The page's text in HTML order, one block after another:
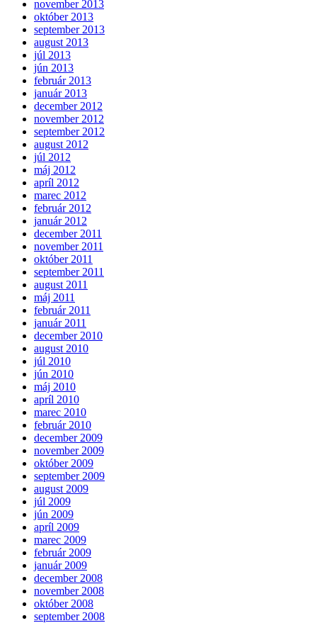
november 2013
október 2013
september 2013
august 2013
júl 2013
jún 2013
február 2013
január 2013
december 2012
november 2012
september 2012
august 2012
júl 2012
máj 2012
apríl 2012
marec 2012
február 2012
január 2012
december 2011
november 2011
október 2011
september 2011
august 2011
máj 2011
február 2011
január 2011
december 2010
august 2010
júl 2010
jún 2010
máj 2010
apríl 2010
marec 2010
február 2010
december 2009
november 2009
október 2009
september 2009
august 2009
júl 2009
jún 2009
apríl 2009
marec 2009
február 2009
január 2009
december 2008
november 2008
október 2008
september 2008